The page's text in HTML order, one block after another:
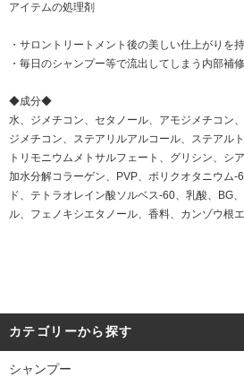
アイテムの処理剤
・サロントリートメント後の美しい仕上がりを持
・毎日のシャンプー等で流出してしまう内部補
◆成分◆
水、ジメチコン、セタノール、アモジメチコン
ジメチコン、ステアリルアルコール、ステアル
トリモニウムメトサルフェート、グリシン、シ
加水分解コラーゲン、PVP、ポリクオタニウム-
ド、テトラオレイン酸ソルベス-60、乳酸、BG
ル、フェノキシエタノール、香料、カンゾウ根
カテゴリーから探す
シャンプー